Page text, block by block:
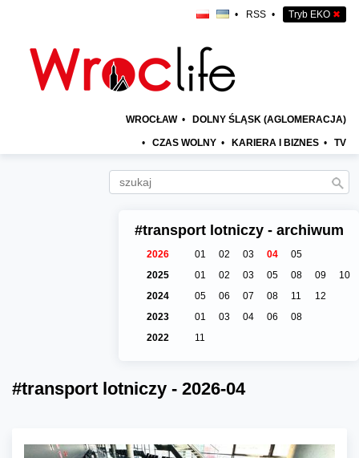
• RSS • Tryb EKO ✖
WROCŁAW • DOLNY ŚLĄSK (AGLOMERACJA)
• CZAS WOLNY • KARIERA I BIZNES • TV
#transport lotniczy - archiwum
2026 01 02 03 04
05
2025
01 02 03 05 08 09
10
2024
05 06 07 08 11
12
2023
01 03 04 06
08
2022
11
#transport lotniczy - 2026-04